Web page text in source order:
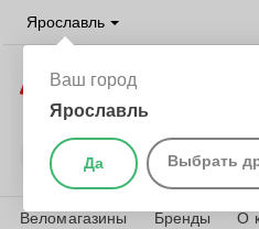
Ярославль
Ваш город
Ярославль
Да Выбрать
Веломагазины Бренды О